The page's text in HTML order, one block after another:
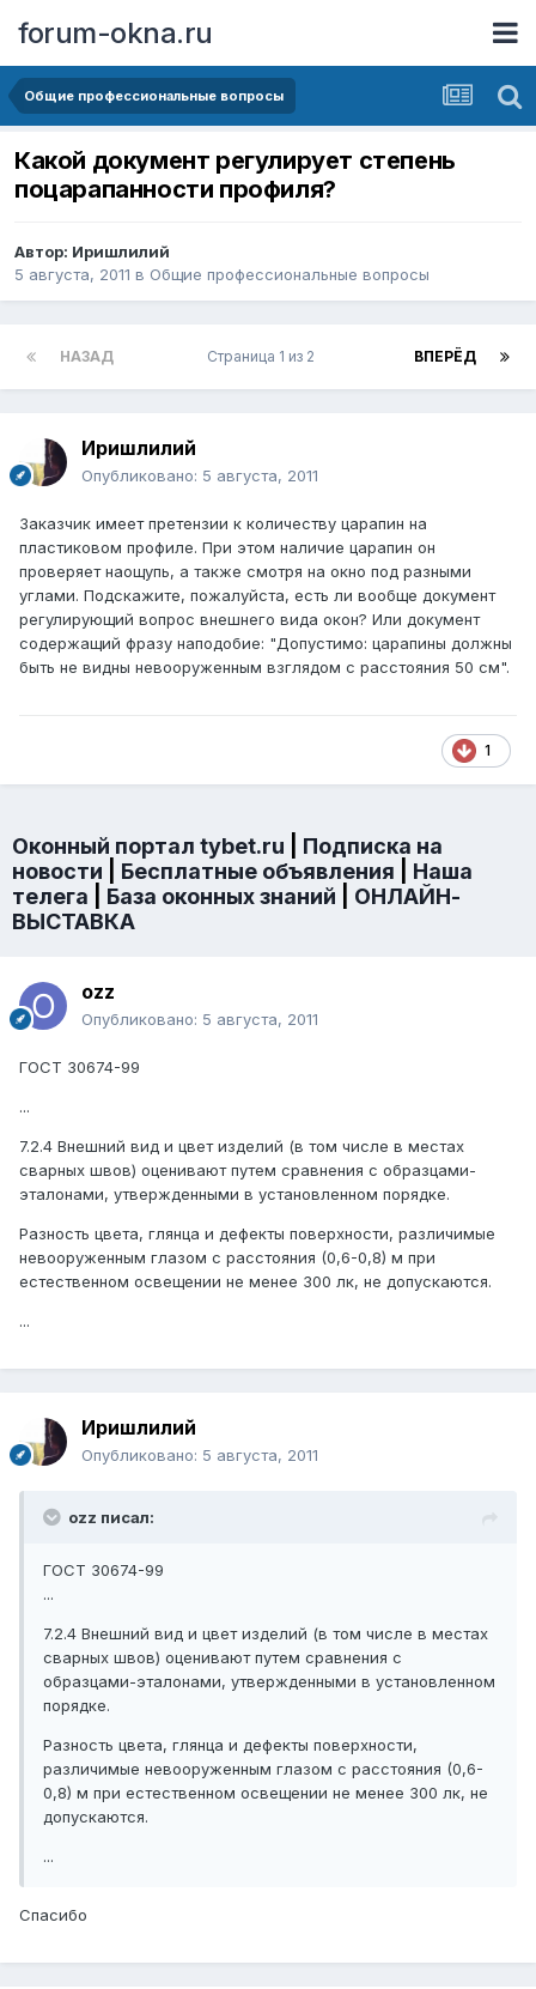
forum-okna.ru
Общие профессиональные вопросы
Какой документ регулирует степень
поцарапанности профиля?
Автор: Иришлилий
5 августа, 2011 в Общие профессиональные вопросы
НАЗАД ВПЕРЁД
Страница 1 из 2
Иришлилий
Опубликовано: 5 августа, 2011
Заказчик имеет претензии к количеству царапин на
пластиковом профиле. При этом наличие царапин он
проверяет наощупь, а также смотря на окно под разными
углами. Подскажите, пожалуйста, есть ли вообще документ
регулирующий вопрос внешнего вида окон? Или документ
содержащий фразу наподобие: "Допустимо: царапины должны
быть не видны невооруженным взглядом с расстояния 50 см".
1
Оконный портал tybet.ru
Подписка на
новости
Бесплатные объявления
Наша
телега
База оконных знаний
ОНЛАЙН-
ВЫСТАВКА
ozz
Опубликовано: 5 августа, 2011
ГОСТ 30674-99
...
7.2.4 Внешний вид и цвет изделий (в том числе в местах
сварных швов) оценивают путем сравнения с образцами-
эталонами, утвержденными в установленном порядке.
Разность цвета, глянца и дефекты поверхности, различимые
невооруженным глазом с расстояния (0,6-0,8) м при
естественном освещении не менее 300 лк, не допускаются.
...
Иришлилий
Опубликовано: 5 августа, 2011
ozz писал:
ГОСТ 30674-99
...
7.2.4 Внешний вид и цвет изделий (в том числе в местах
сварных швов) оценивают путем сравнения с
образцами-эталонами, утвержденными в установленном
порядке.
Разность цвета, глянца и дефекты поверхности,
различимые невооруженным глазом с расстояния (0,6-
0,8) м при естественном освещении не менее 300 лк, не
допускаются.
...
Спасибо